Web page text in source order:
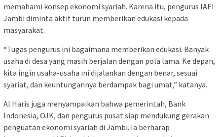
memahami konsep ekonomi syariah. Karena itu, pengurus IAEI
Jambi diminta aktif turun memberikan edukasi kepada
masyarakat.
“Tugas pengurus ini bagaimana memberikan edukasi. Banyak
usaha di desa yang masih berjalan dengan pola lama. Ke depan,
kita ingin usaha-usaha ini dijalankan dengan benar, sesuai
syariat, dan keuntungannya berdampak bagi umat,” katanya.
Al Haris juga menyampaikan bahwa pemerintah, Bank
Indonesia, OJK, dan pengurus pusat siap mendukung gerakan
penguatan ekonomi syariah di Jambi. Ia berharap